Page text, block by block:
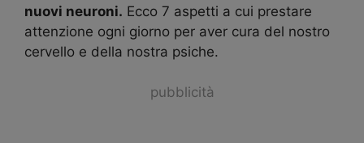
nuovi neuroni. Ecco 7 aspetti a cui prestare
attenzione ogni giorno per aver cura del nostro
cervello e della nostra psiche.
pubblicità